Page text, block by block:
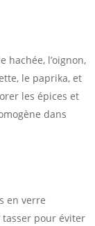
hachée, l’oignon,
le paprika, et
les épices et
dans
en verre
pour éviter